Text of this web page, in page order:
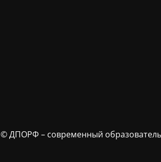
© ДПОРФ – современный